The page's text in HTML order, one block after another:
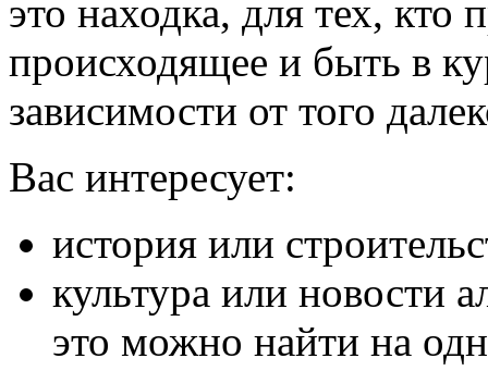
это находка, для тех, кто
происходящее и быть в
зависимости от того
Вас интересует:
история или
культура или новости
это можно найти на